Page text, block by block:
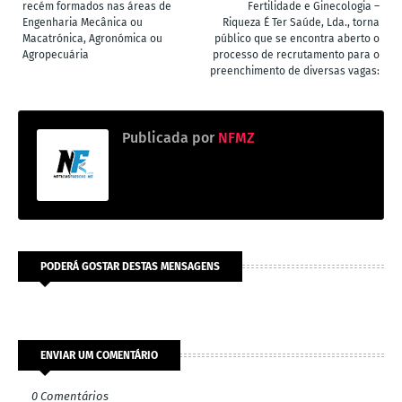
Fertilidade e Ginecologia –
Riqueza É Ter Saúde, Lda., torna
público que se encontra aberto o
processo de recrutamento para o
preenchimento de diversas vagas:
recém formados nas áreas de
Engenharia Mecânica ou
Macatrónica, Agronómica ou
Agropecuária
Publicada por NFMZ
PODERÁ GOSTAR DESTAS MENSAGENS
ENVIAR UM COMENTÁRIO
0 Comentários